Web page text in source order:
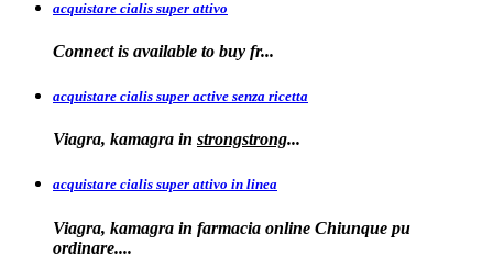
acquistare cialis super attivo
Connect is available to buy fr...
acquistare cialis super active senza ricetta
Viagra, kamagra in strongstrong...
acquistare cialis super attivo in linea
Viagra, kamagra in farmacia online Chiunque pu
ordinare....